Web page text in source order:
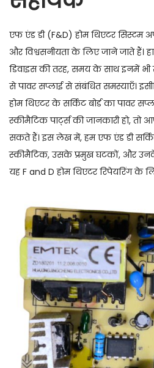
एफ एंड डी (F&D) होम थिएटर सिस्टम
और विश्वसनीयता के लिए जाने जाते हैं।
डिवाइस की तरह, समय के साथ इनमें
से पावर सप्लाई से संबंधित समस्याएँ।
होम थिएटर के सर्किट बोर्ड का पावर
स्कीमैटिक पार्ट्स की जानकारी हो,
सकते हैं। इस लेख में, हम एफ एंड डी सर्किट
स्कीमैटिक, उसके प्रमुख घटकों, और उनके
यह F and D होम थिएटर रिपेयरिंग के